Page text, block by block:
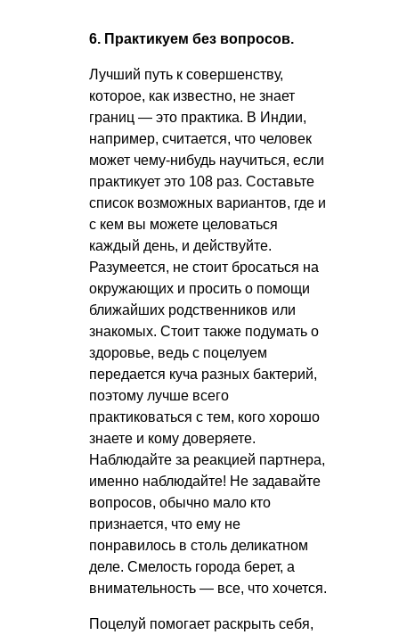
6. Практикуем без вопросов.
Лучший путь к совершенству,
которое, как известно, не знает
границ — это практика. В Индии,
например, считается, что человек
может чему-нибудь научиться, если
практикует это 108 раз. Составьте
список возможных вариантов, где и
с кем вы можете целоваться
каждый день, и действуйте.
Разумеется, не стоит бросаться на
окружающих и просить о помощи
ближайших родственников или
знакомых. Стоит также подумать о
здоровье, ведь с поцелуем
передается куча разных бактерий,
поэтому лучше всего
практиковаться с тем, кого хорошо
знаете и кому доверяете.
Наблюдайте за реакцией партнера,
именно наблюдайте! Не задавайте
вопросов, обычно мало кто
признается, что ему не
понравилось в столь деликатном
деле. Смелость города берет, а
внимательность — все, что хочется.
Поцелуй помогает раскрыть себя,